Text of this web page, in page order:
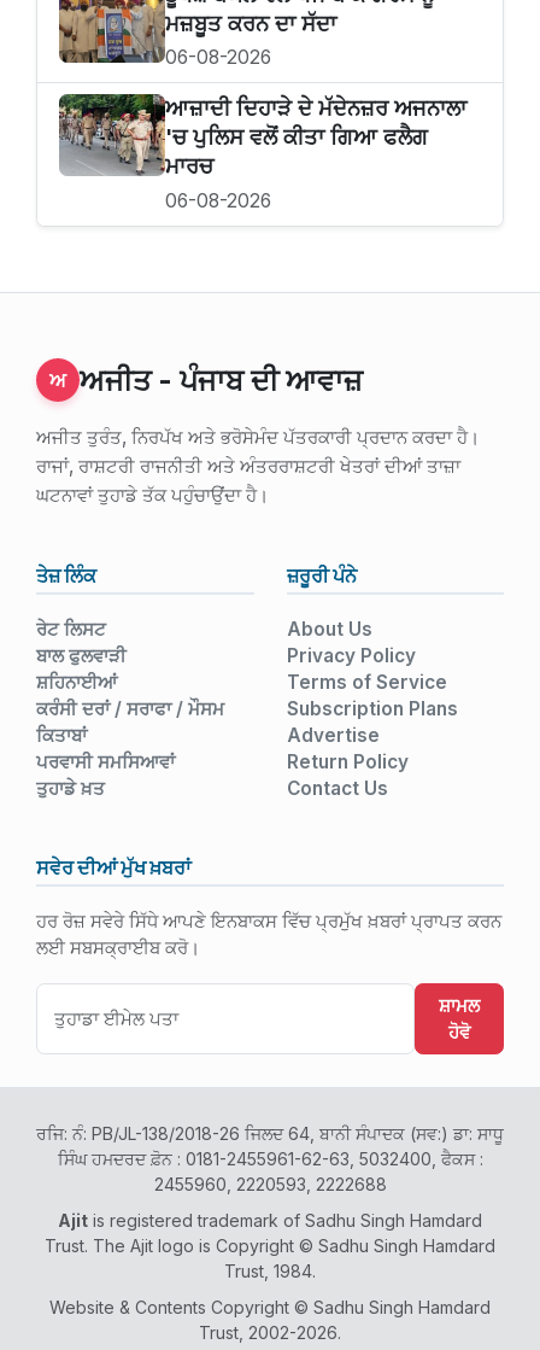
ਮਜ਼ਬੂਤ ਕਰਨ ਦਾ ਸੱਦਾ
06-08-2026
ਆਜ਼ਾਦੀ ਦਿਹਾੜੇ ਦੇ ਮੱਦੇਨਜ਼ਰ ਅਜਨਾਲਾ
'ਚ ਪੁਲਿਸ ਵਲੋਂ ਕੀਤਾ ਗਿਆ ਫਲੈਗ
ਮਾਰਚ
06-08-2026
ਅ ਅਜੀਤ - ਪੰਜਾਬ ਦੀ ਆਵਾਜ਼
ਅਜੀਤ ਤੁਰੰਤ, ਨਿਰਪੱਖ ਅਤੇ ਭਰੋਸੇਮੰਦ ਪੱਤਰਕਾਰੀ ਪ੍ਰਦਾਨ ਕਰਦਾ ਹੈ।
ਰਾਜਾਂ, ਰਾਸ਼ਟਰੀ ਰਾਜਨੀਤੀ ਅਤੇ ਅੰਤਰਰਾਸ਼ਟਰੀ ਖੇਤਰਾਂ ਦੀਆਂ ਤਾਜ਼ਾ
ਘਟਨਾਵਾਂ ਤੁਹਾਡੇ ਤੱਕ ਪਹੁੰਚਾਉਂਦਾ ਹੈ।
ਤੇਜ਼ ਲਿੰਕ
ਰੇਟ ਲਿਸਟ
ਬਾਲ ਫੁਲਵਾੜੀ
ਸ਼ਹਿਨਾਈਆਂ
ਕਰੰਸੀ ਦਰਾਂ / ਸਰਾਫਾ / ਮੌਸਮ
ਕਿਤਾਬਾਂ
ਪਰਵਾਸੀ ਸਮਸਿਆਵਾਂ
ਤੁਹਾਡੇ ਖ਼ਤ
ਜ਼ਰੂਰੀ ਪੰਨੇ
About Us
Privacy Policy
Terms of Service
Subscription Plans
Advertise
Return Policy
Contact Us
ਸਵੇਰ ਦੀਆਂ ਮੁੱਖ ਖ਼ਬਰਾਂ
ਹਰ ਰੋਜ਼ ਸਵੇਰੇ ਸਿੱਧੇ ਆਪਣੇ ਇਨਬਾਕਸ ਵਿੱਚ ਪ੍ਰਮੁੱਖ ਖ਼ਬਰਾਂ ਪ੍ਰਾਪਤ ਕਰਨ
ਲਈ ਸਬਸਕ੍ਰਾਈਬ ਕਰੋ।
ਸ਼ਾਮਲ
ਹੋਵੋ
ਰਜਿ: ਨੰ: PB/JL-138/2018-26 ਜਿਲਦ 64, ਬਾਨੀ ਸੰਪਾਦਕ (ਸਵ:) ਡਾ: ਸਾਧੂ
ਸਿੰਘ ਹਮਦਰਦ ਫ਼ੋਨ : 0181-2455961-62-63, 5032400, ਫੈਕਸ :
2455960, 2220593, 2222688
Ajit is registered trademark of Sadhu Singh Hamdard
Trust. The Ajit logo is Copyright © Sadhu Singh Hamdard
Trust, 1984.
Website & Contents Copyright © Sadhu Singh Hamdard
Trust, 2002-2026.